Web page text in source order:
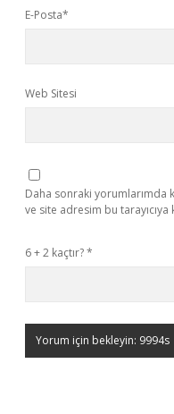
E-Posta*
Web Sitesi
Daha sonraki yorumlarımda
ve site adresim bu tarayıcıya
6 + 2 kaçtır?*